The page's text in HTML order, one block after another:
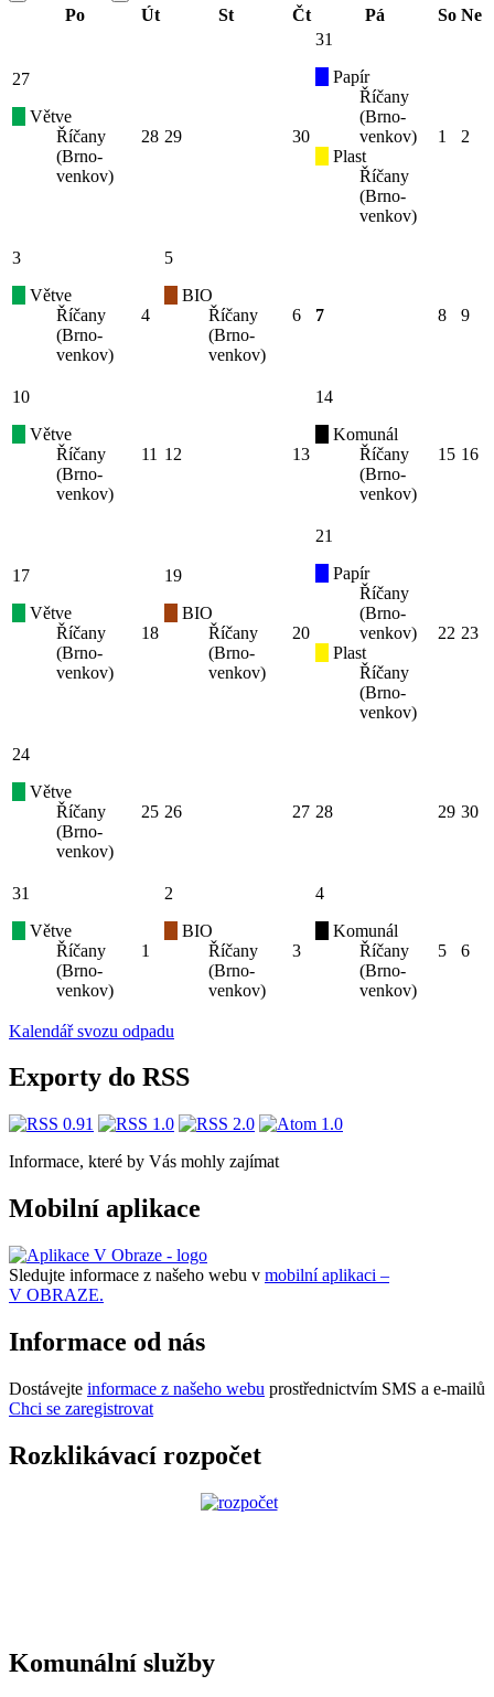
Po
Út St Čt Pá So Ne
27
Větve
Říčany
(Brno-
venkov)
28 29 30
31
Papír
Říčany
(Brno-
venkov)
Plast
Říčany
(Brno-
venkov)
1 2
3
Větve
Říčany
(Brno-
venkov)
4
5
BIO
Říčany
(Brno-
venkov)
6 7 8 9
10
Větve
Říčany
(Brno-
venkov)
11 12 13
14
Komunál
Říčany
(Brno-
venkov)
15 16
17
Větve
Říčany
(Brno-
venkov)
18
19
BIO
Říčany
(Brno-
venkov)
20
21
Papír
Říčany
(Brno-
venkov)
Plast
Říčany
(Brno-
venkov)
22 23
24
Větve
Říčany
(Brno-
venkov)
25 26 27 28 29 30
31
Větve
Říčany
(Brno-
venkov)
1
2
BIO
Říčany
(Brno-
venkov)
3
4
Komunál
Říčany
(Brno-
venkov)
5 6
Kalendář svozu odpadu
Exporty do RSS
Informace, které by Vás mohly zajímat
Mobilní aplikace
Sledujte informace z našeho webu v mobilní aplikaci –
V OBRAZE.
Informace od nás
Dostávejte informace z našeho webu prostřednictvím SMS a e-mailů
Chci se zaregistrovat
Rozklikávací rozpočet
Komunální služby